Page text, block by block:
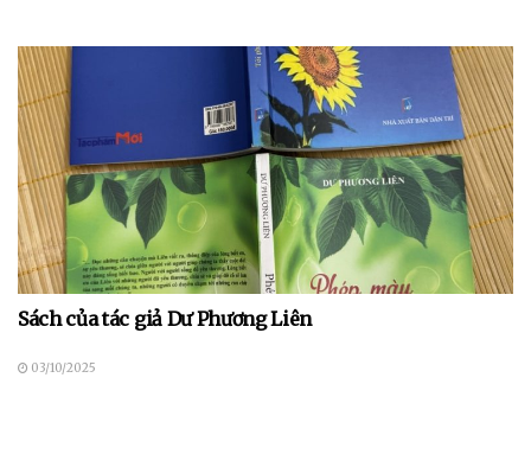
Sách của tác giả Dư Phương Liên
03/10/2025